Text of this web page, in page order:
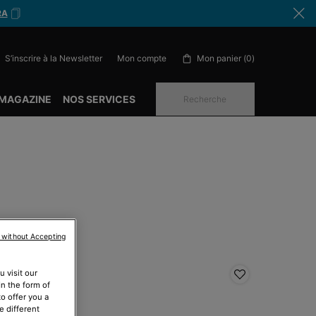
S’inscrire à la Newsletter Mon compte Mon panier 0
0 produit in cart
NOS SERVICES Recherche
visit our
the form of
offer you a
different
without Accepting